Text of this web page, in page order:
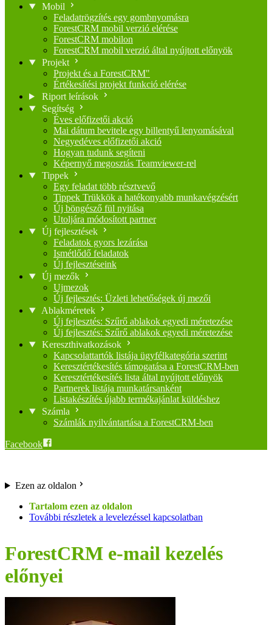
Mobil
Feladatrögzítés egy gombnyomásra
ForestCRM mobil verzió elérése
ForestCRM mobilon
ForestCRM mobil verzió által nyújtott előnyök
Projekt
Projekt és a ForestCRM"
Értékesítési projekt funkció elérése
Riport leírások
Segítség
Éves előfizetői akció
Mai dátum bevitele egy billentyű lenyomásával
Negyedéves előfizetői akció
Hogyan tudunk segíteni
Képernyő megosztás Teamviewer-rel
Tippek
Egy feladat több résztvevő
Tippek Trükkök a hatékonyabb munkavégzésért
Új böngésző fül nyitása
Utoljára módosított partner
Új fejlesztések
Feladatok gyors lezárása
Ismétlődő feladatok
Új fejlesztéseink
Új mezők
Ujmezok
Új fejlesztés: Üzleti lehetőségek új mezői
Ablakméretek
Új fejlesztés: Szűrő ablakok egyedi méretezése
Új fejlesztés: Szűrő ablakok egyedi méretezése
Kereszthivatkozások
Kapcsolattartók listája ügyfélkategória szerint
Keresztértékesítés támogatása a ForestCRM-ben
Keresztértékesítés lista által nyújtott előnyök
Partnerek listája munkatársanként
Listakészítés újabb termékajánlat küldéshez
Számla
Számlák nyilvántartása a ForestCRM-ben
Facebook
Ezen az oldalon
További részletek a levelezéssel kapcsolatban
ForestCRM e-mail kezelés
előnyei